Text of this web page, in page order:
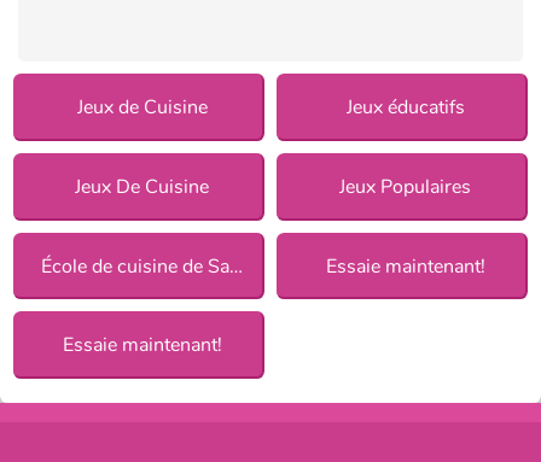
Jeux de Cuisine Jeux éducatifs
Jeux De Cuisine Jeux Populaires
École de cuisine de Sara Essaie maintenant!
Essaie maintenant!